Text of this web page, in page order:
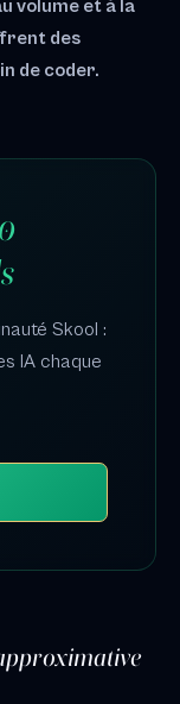
volume et à la
des
de coder.
Skool :
IA chaque